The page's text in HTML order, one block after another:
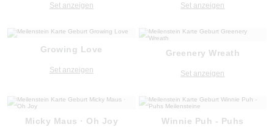
Set anzeigen Set anzeigen
Growing Love
Set anzeigen
Greenery Wreath
Set anzeigen
Micky Maus · Oh Joy
Winnie Puh - Puhs